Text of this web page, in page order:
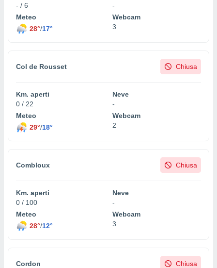
- / 6
-
Meteo
28°/17°
Webcam
3
Col de Rousset Chiusa
Km. aperti
0 / 22
Neve
-
Meteo
29°/18°
Webcam
2
Combloux Chiusa
Km. aperti
0 / 100
Neve
-
Meteo
28°/12°
Webcam
3
Cordon Chiusa